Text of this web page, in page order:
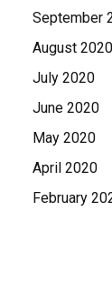
September
August 2020
July 2020
June 2020
May 2020
April 2020
February